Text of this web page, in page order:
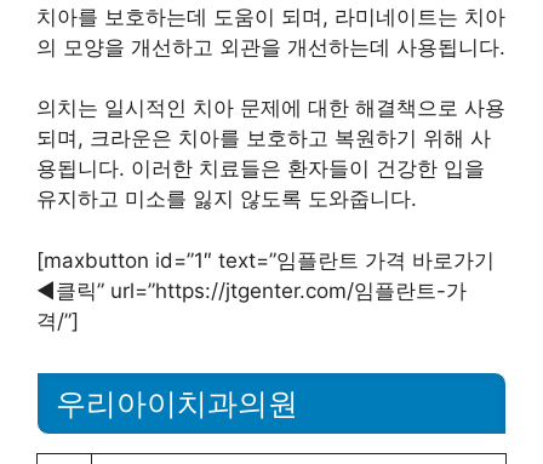
치아를 보호하는데 도움이 되며, 라미네이트는 치아
의 모양을 개선하고 외관을 개선하는데 사용됩니다.
의치는 일시적인 치아 문제에 대한 해결책으로 사용
되며, 크라운은 치아를 보호하고 복원하기 위해 사
용됩니다. 이러한 치료들은 환자들이 건강한 입을
유지하고 미소를 잃지 않도록 도와줍니다.
[maxbutton id=”1″ text=”임플란트 가격 바로가기
◀︎클릭” url=”https://jtgenter.com/임플란트-가
격/”]
우리아이치과의원